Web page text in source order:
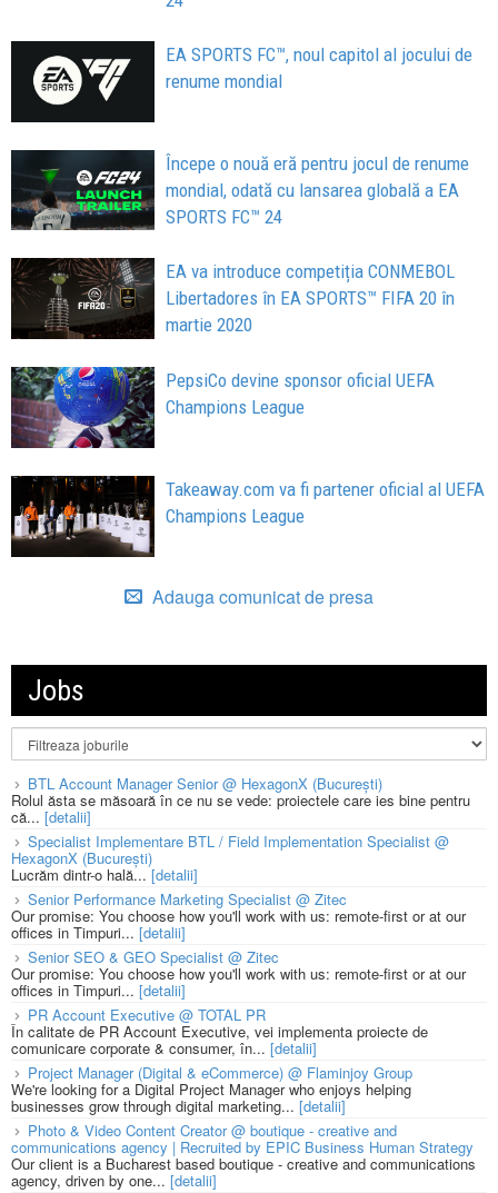
EA SPORTS FC™, noul capitol al jocului de
renume mondial
Începe o nouă eră pentru jocul de renume
mondial, odată cu lansarea globală a EA
SPORTS FC™ 24
EA va introduce competiția CONMEBOL
Libertadores în EA SPORTS™ FIFA 20 în
martie 2020
PepsiCo devine sponsor oficial UEFA
Champions League
Takeaway.com va fi partener oficial al UEFA
Champions League
Adauga comunicat de presa
Jobs
BTL Account Manager Senior @ HexagonX (București)
Rolul ăsta se măsoară în ce nu se vede: proiectele care ies bine pentru
că... [detalii]
Specialist Implementare BTL / Field Implementation Specialist @
HexagonX (București)
Lucrăm dintr-o hală...[detalii]
Senior Performance Marketing Specialist @ Zitec
Our promise: You choose how you'll work with us: remote-first or at our
offices in Timpuri... [detalii]
Senior SEO & GEO Specialist @ Zitec
Our promise: You choose how you'll work with us: remote-first or at our
offices in Timpuri... [detalii]
PR Account Executive @ TOTAL PR
În calitate de PR Account Executive, vei implementa proiecte de
comunicare corporate & consumer, în... [detalii]
Project Manager (Digital & eCommerce) @ Flaminjoy Group
We're looking for a Digital Project Manager who enjoys helping
businesses grow through digital marketing... [detalii]
Photo & Video Content Creator @ boutique - creative and
communications agency | Recruited by EPIC Business Human Strategy
Our client is a Bucharest based boutique - creative and communications
agency, driven by one... [detalii]